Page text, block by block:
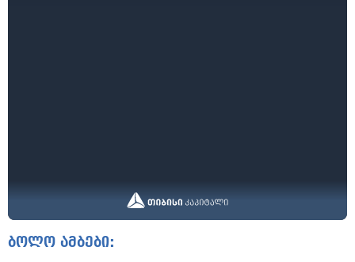
ბოლო ამბები: